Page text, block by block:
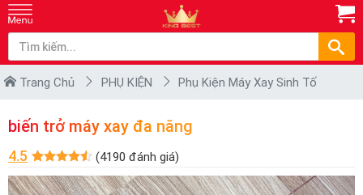
Trang Chủ PHỤ KIỆN Phụ Kiện Máy Xay Sinh Tố
biến trở máy xay đa năng
4.5 (4190 đánh giá)